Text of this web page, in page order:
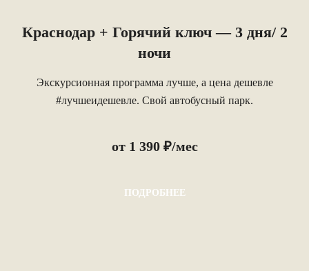
Краснодар + Горячий ключ — 3 дня/ 2
ночи
Экскурсионная программа лучше, а цена дешевле
#лучшеидешевле. Свой автобусный парк.
от 1 390 ₽/мес
ПОДРОБНЕЕ